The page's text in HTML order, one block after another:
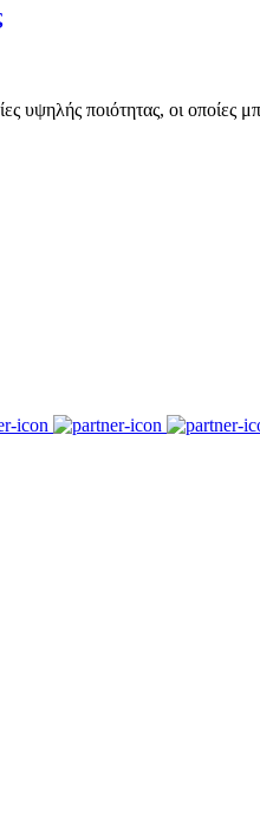
υψηλής ποιότητας, οι